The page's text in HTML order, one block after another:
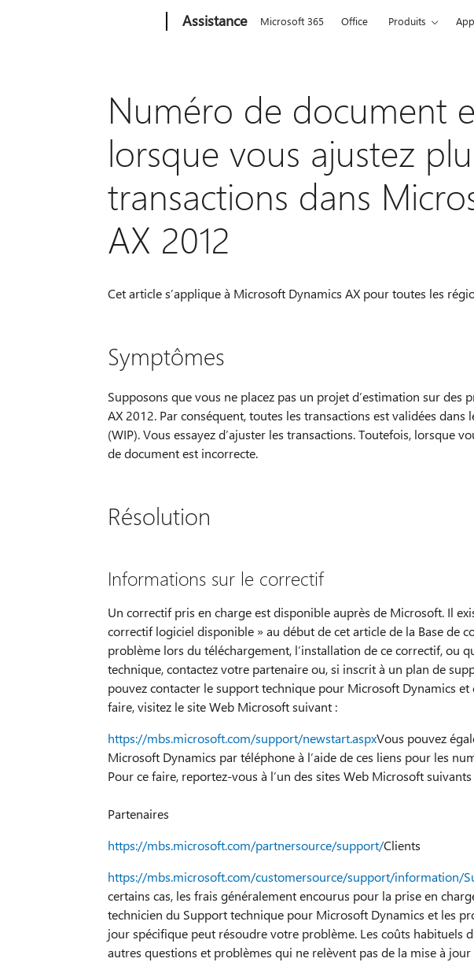
Assistance Microsoft 365 Office Produits
Numéro de document
lorsque vous ajustez
transactions dans
AX 2012
Cet article s’applique à Microsoft Dynamics AX pour toutes les
Symptômes
Supposons que vous ne placez pas un projet d’estimation sur des
AX 2012. Par conséquent, toutes les transactions est validées
(WIP). Vous essayez d’ajuster les transactions. Toutefois, lorsque
de document est incorrecte.
Résolution
Informations sur le correctif
Un correctif pris en charge est disponible auprès de Microsoft. Il
correctif logiciel disponible » au début de cet article de la Base de
problème lors du téléchargement, l’installation de ce correctif, ou
technique, contactez votre partenaire ou, si inscrit à un plan de
pouvez contacter le support technique pour Microsoft Dynamics
faire, visitez le site Web Microsoft suivant :
https://mbs.microsoft.com/support/newstart.aspxVous pouvez
Microsoft Dynamics par téléphone à l’aide de ces liens pour les
Pour ce faire, reportez-vous à l’un des sites Web Microsoft suivants
Partenaires
https://mbs.microsoft.com/partnersource/support/Clients
https://mbs.microsoft.com/customersource/support/information/
certains cas, les frais généralement encourus pour la prise en
technicien du Support technique pour Microsoft Dynamics et les
jour spécifique peut résoudre votre problème. Les coûts habituels
autres questions et problèmes qui ne relèvent pas de la mise à